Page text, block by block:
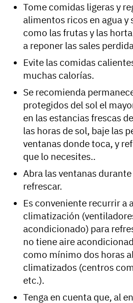
Tome comidas ligeras y
alimentos ricos en agua y
como las frutas y las
a reponer las sales
Evite las comidas
muchas calorías.
Se recomienda
protegidos del sol el
en las estancias frescas
las horas de sol, baje las
ventanas donde toca, y
que lo necesites..
Abra las ventanas
refrescar.
Es conveniente recurrir a
climatización
acondicionado) para
no tiene aire
como mínimo dos horas
climatizados (centros
etc.).
Tenga en cuenta que, al